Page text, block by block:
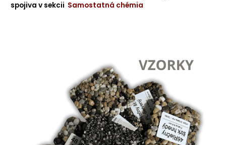
spojiva v sekcii Samostatná chémia